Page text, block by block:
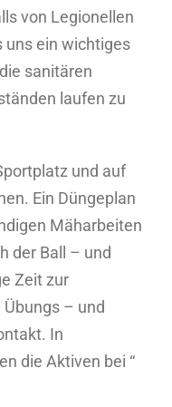
von Legionellen
uns ein wichtiges
sanitären
laufen zu
und auf
Ein Düngeplan
Mäharbeiten
der Ball – und
Zeit zur
– und
In
die Aktiven bei “